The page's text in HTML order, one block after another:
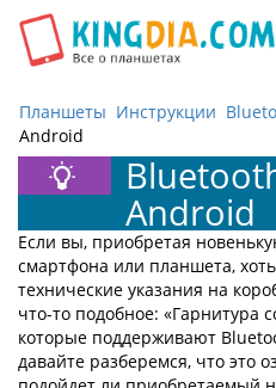
Планшеты Инструкции
Android
Android
Если вы, приобретая
смартфона или планшета,
технические указания на
что-то подобное: «Гарнитура
которые поддерживают
давайте разберемся, что это